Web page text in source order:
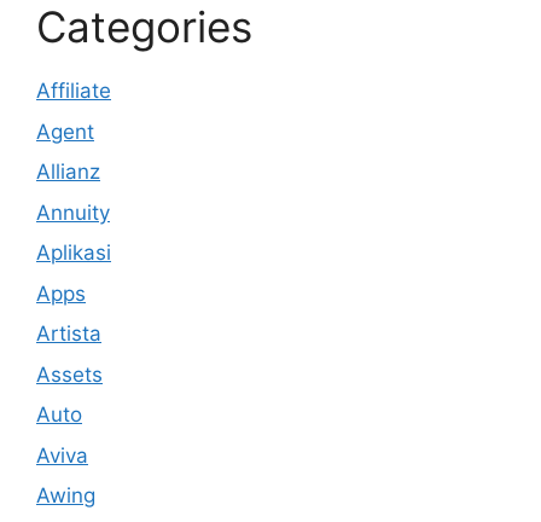
Categories
Affiliate
Agent
Allianz
Annuity
Aplikasi
Apps
Artista
Assets
Auto
Aviva
Awing